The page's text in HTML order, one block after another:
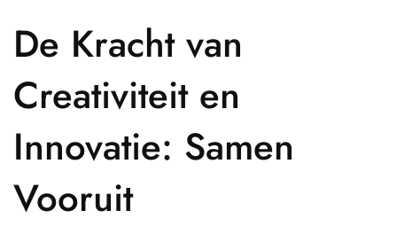
De Kracht van
Creativiteit en
Innovatie: Samen
Vooruit